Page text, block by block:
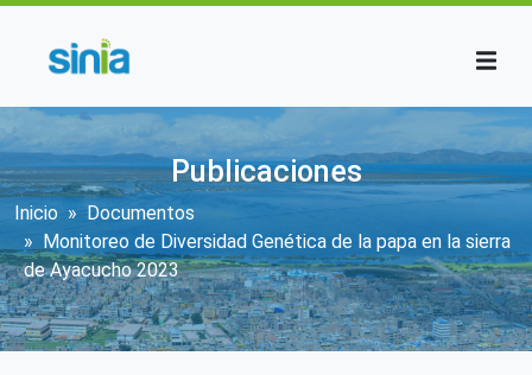
Publicaciones
Sobrescribir enlaces de ayuda a la
Inicio
Documentos
Monitoreo de Diversidad Genética de la papa en la sierra
de Ayacucho 2023